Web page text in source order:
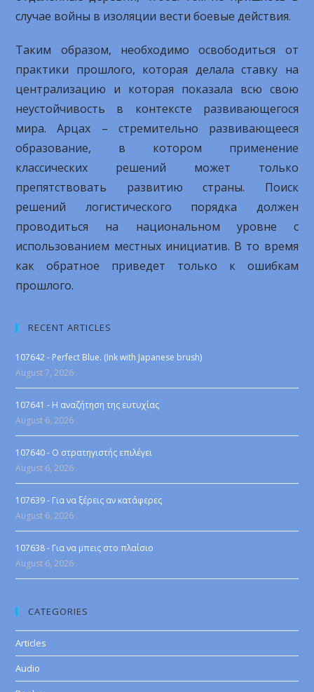
случае войны в изоляции вести боевые действия.
Таким образом, необходимо освободиться от
практики прошлого, которая делала ставку на
централизацию и которая показала всю свою
неустойчивость в контексте развивающегося
мира. Арцах – стремительно развивающееся
образование, в котором применение
классических решений может только
препятствовать развитию страны. Поиск
решений логистического порядка должен
проводиться на национальном уровне с
использованием местных инициатив. В то время
как обратное приведет только к ошибкам
прошлого.
RECENT ARTICLES
107642 - Perfect Blue. (Ink with Japanese brush)
August 7, 2026
107641 - Η αναζήτηση της ευτυχίας
August 6, 2026
107640 - Ο στρατηγιστής επιλέγει
August 6, 2026
107639 - Για να ξέρεις αν κατάφερες
August 6, 2026
107638 - Για να μπεις στο πλαίσιο
August 6, 2026
CATEGORIES
Articles
Audio